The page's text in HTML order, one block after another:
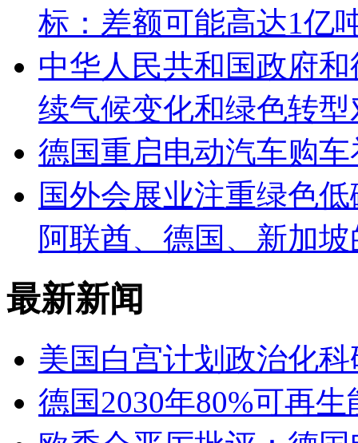
标：差额可能高达1亿
中华人民共和国政府
续气候变化和绿色转
德国重启电动汽车购车
国外会展业注重绿色
阿联酋、德国、新加
最新新闻
美国白宫计划政治化
德国2030年80%可再